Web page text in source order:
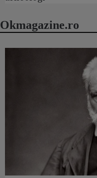
Okmagazine.ro